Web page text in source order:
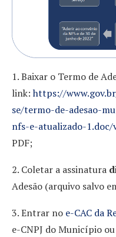
1. Baixar o Termo de
link:https://
se/termo-de-adesao-
nfs-e-atualizado-1.doc/
PDF;
2. Coletar a assinatura
Adesão (arquivo salvo
3. Entrar no e-CAC da
e-CNPJ do Município